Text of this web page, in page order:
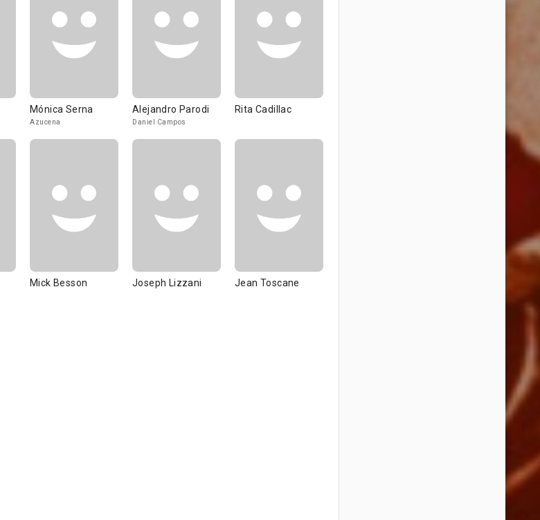
Mónica Serna
Azucena
Alejandro Parodi
Daniel Campos
Rita Cadillac
Mick Besson Joseph Lizzani Jean Toscane